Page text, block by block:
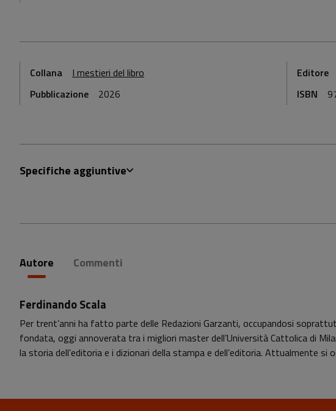
Collana I mestieri del libro Editore
Pubblicazione
2026 ISBN
Specifiche aggiuntive
Autore Commenti
Ferdinando Scala
Per trent’anni ha fatto parte delle Redazioni Garzanti, occupandosi
fondata, oggi annoverata tra i migliori master dell’Università Cattolica di
la storia dell’editoria e i dizionari della stampa e dell’editoria. Attualmente